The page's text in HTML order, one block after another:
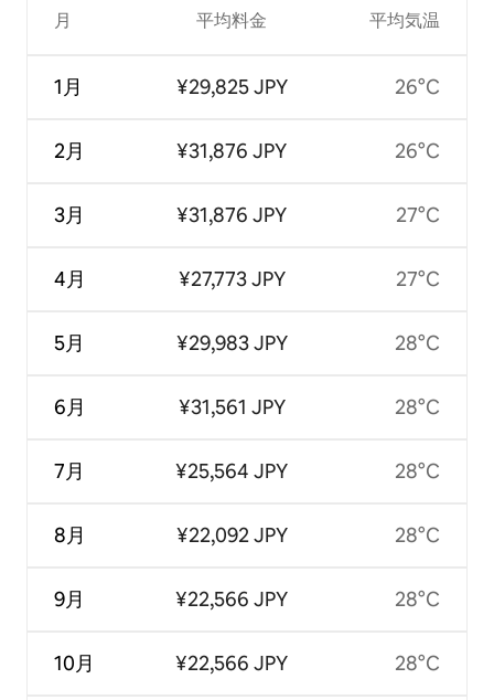
月
1月
2月
3月
4月
5月
6月
7月
8月
9月
10月
平均料金
¥29,825 JPY
¥31,876 JPY
¥31,876 JPY
¥27,773 JPY
¥29,983 JPY
¥31,561 JPY
¥25,564 JPY
¥22,092 JPY
¥22,566 JPY
¥22,566 JPY
平均気温
26°C
26°C
27°C
27°C
28°C
28°C
28°C
28°C
28°C
28°C